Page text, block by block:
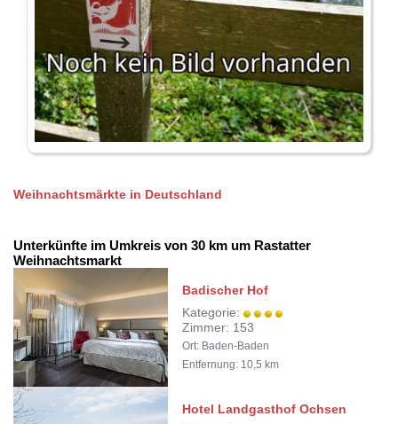
Weihnachtsmärkte in Deutschland
Unterkünfte im Umkreis von 30 km um Rastatter
Weihnachtsmarkt
Badischer Hof
Kategorie:
Zimmer: 153
Ort: Baden-Baden
Entfernung: 10,5 km
Hotel Landgasthof Ochsen